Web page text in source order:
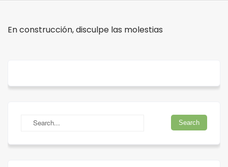
En construcción, disculpe las molestias